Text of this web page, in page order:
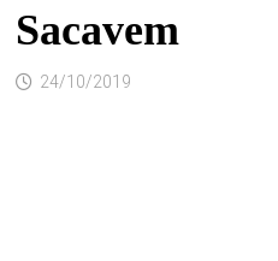
Sacavem
24/10/2019